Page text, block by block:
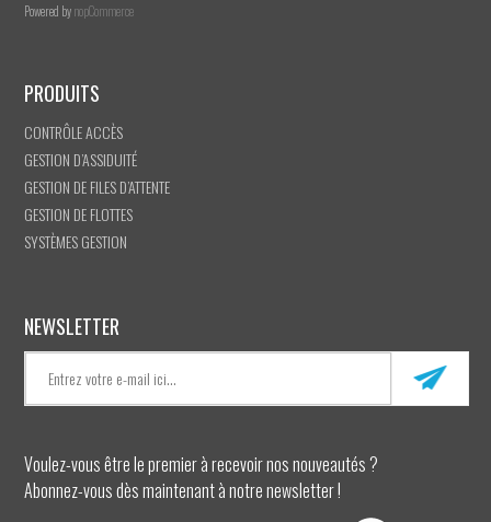
Powered bynopCommerce
PRODUITS
CONTRÔLE ACCÈS
GESTION D’ASSIDUITÉ
GESTION DE FILES D’ATTENTE
GESTION DE FLOTTES
SYSTÈMES GESTION
NEWSLETTER
Voulez-vous être le premier à recevoir nos nouveautés ?
Abonnez-vous dès maintenant à notre newsletter !